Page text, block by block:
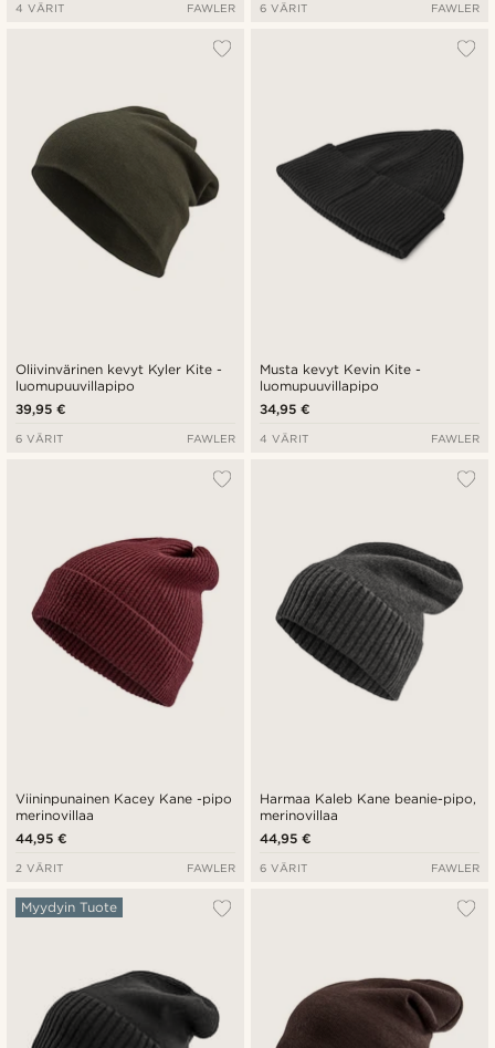
4 VÄRIT FAWLER 6 VÄRIT FAWLER
Oliivinvärinen kevyt Kyler Kite -
luomupuuvillapipo
39,95 €
6 VÄRIT FAWLER
Musta kevyt Kevin Kite -
luomupuuvillapipo
34,95 €
4 VÄRIT FAWLER
Viininpunainen Kacey Kane -pipo
merinovillaa
44,95 €
2 VÄRIT FAWLER
Harmaa Kaleb Kane beanie-pipo,
merinovillaa
44,95 €
6 VÄRIT FAWLER
Myydyin Tuote